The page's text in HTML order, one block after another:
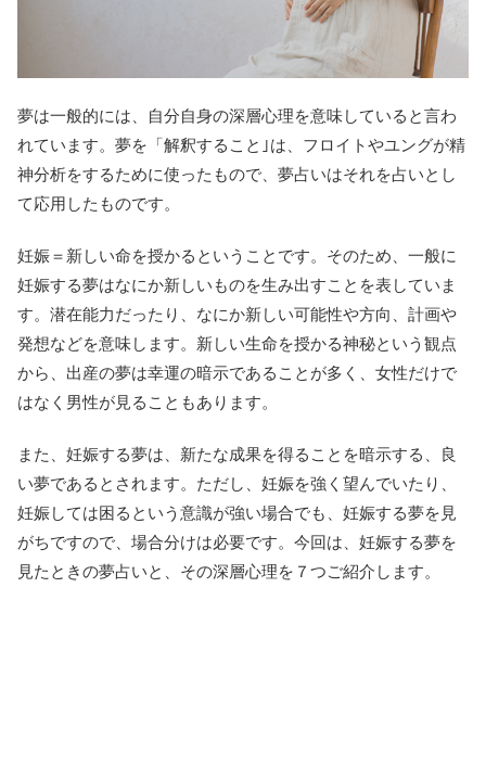
夢は一般的には、自分自身の深層心理を意味していると言わ
れています。夢を「解釈すること｣は、フロイトやユングが精
神分析をするために使ったもので、夢占いはそれを占いとし
て応用したものです。
妊娠＝新しい命を授かるということです。そのため、一般に
妊娠する夢はなにか新しいものを生み出すことを表していま
す。潜在能力だったり、なにか新しい可能性や方向、計画や
発想などを意味します。新しい生命を授かる神秘という観点
から、出産の夢は幸運の暗示であることが多く、女性だけで
はなく男性が見ることもあります。
また、妊娠する夢は、新たな成果を得ることを暗示する、良
い夢であるとされます。ただし、妊娠を強く望んでいたり、
妊娠しては困るという意識が強い場合でも、妊娠する夢を見
がちですので、場合分けは必要です。今回は、妊娠する夢を
見たときの夢占いと、その深層心理を７つご紹介します。